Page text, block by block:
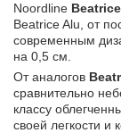
Noordline
Beatrice Alu, от
современным
на 0,5 см.
От аналогов
сравнительно
классу
своей легкости и